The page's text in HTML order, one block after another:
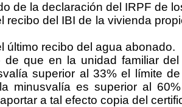
de la declaración del IRPF de
recibo del IBI de la vivienda
último recibo del agua abonado.
de que en la unidad familiar
superior al 33% el límite
minusvalía es superior al
a tal efecto copia del